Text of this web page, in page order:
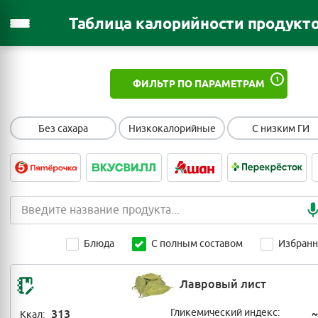
Таблица калорийности
1
ФИЛЬТР ПО ПАРАМЕТРАМ
Без сахара Низкокалорийные С низким ГИ
Блюда С полным составом
Лавровый лист
Ккал: 313 Гликемический индекс: ~